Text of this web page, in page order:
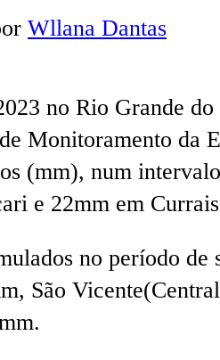
Wllana Dantas
no Rio Grande
Monitoramento da
(mm), num
e 22mm em
no período
São